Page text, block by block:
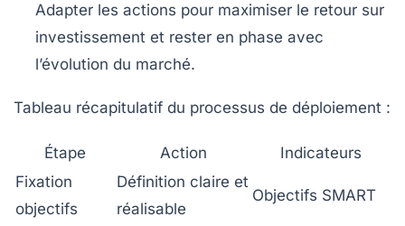
Adapter les actions pour maximiser le retour sur
investissement et rester en phase avec
l’évolution du marché.
Tableau récapitulatif du processus de déploiement :
Étape Action
Indicateurs
Fixation
objectifs
Définition claire et
réalisable
Objectifs SMART